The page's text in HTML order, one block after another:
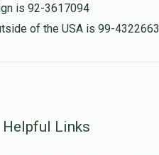
is 92-3617094
of the USA is 99-4322663
Helpful Links